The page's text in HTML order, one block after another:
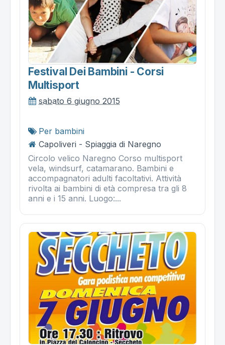
Festival Dei Bambini - Corsi
Multisport
sabato 6 giugno 2015
Per bambini
Capoliveri - Spiaggia di Naregno
Circolo velico Naregno Corso multisport
vela, windsurf, catamarano. Bambini e
accompagnatori adulti facoltativi. Attività
rivolta ai bambini di età compresa tra gli 8
anni e i 15 anni. Luogo:...